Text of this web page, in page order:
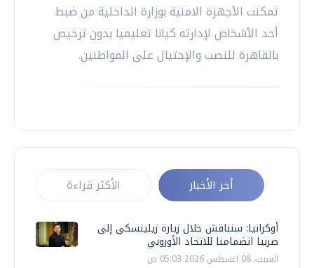
تمكنت الأجهزة الامنية بوزارة الداخلية من ضبط
أحد الأشخاص لإدارته كيانا تعليميا بدون ترخيص
بالقاهرة للنصب والإحتيال على المواطنين.
أخر الأخبار الأكثر قراءة
أوكرانيا: سنناقش خلال زيارة زيلينسكي إلى
صربيا انضمامنا للاتحاد الأوروبي
السبت، 08 اغسطس 2026 05:03 ص